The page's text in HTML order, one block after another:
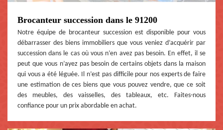
Brocanteur succession dans le 91200
Notre équipe de brocanteur succession est disponible pour vous
débarrasser des biens immobiliers que vous veniez d’acquérir par
succession dans le cas où vous n’en avez pas besoin. En effet, il se
peut que vous n’ayez pas besoin de certains objets dans la maison
qui vous a été léguée. Il n’est pas difficile pour nos experts de faire
une estimation de ces biens que vous pouvez vendre, que ce soit
des meubles, des vaisselles, des tableaux, etc. Faites-nous
confiance pour un prix abordable en achat.